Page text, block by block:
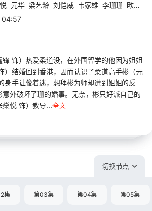
元华 梁艺龄 刘恺威 韦家雄 李珊珊 欧倩怡
04:57
饰）热爱柔道没，在外国留学的他因为姐姐
）结婚回到香港，因而认识了柔道高手彬（元
身手让俊着迷，想拜彬为师却遭到姐姐的反
意外破坏了珊的婚事。无奈，彬只好派自己的
燊悦 饰）教导...全文
切换节点
集 第03集 第04集 第05集